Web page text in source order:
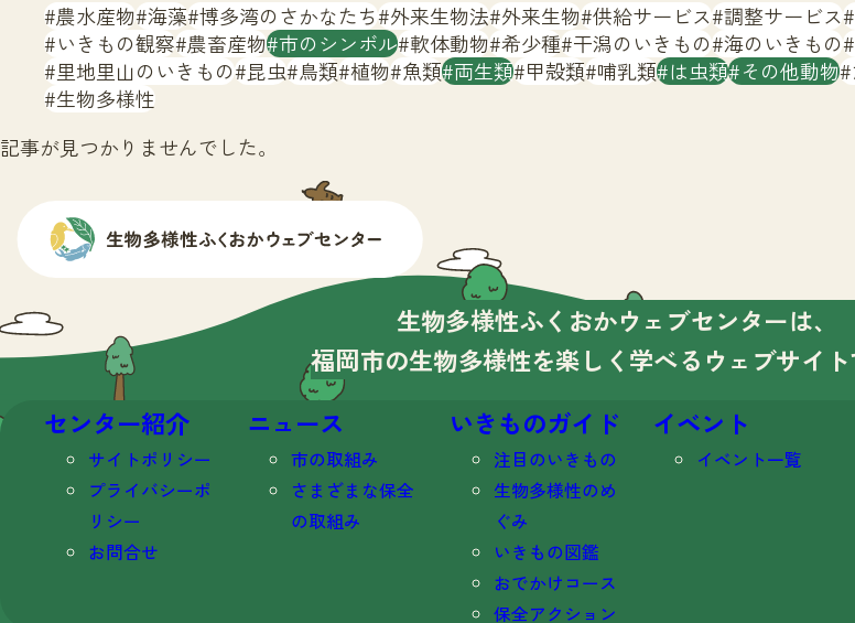
農水産物 海藻 博多湾のさかなたち 外来生物法 外来生物 供給サービス 調整サービス
いきもの観察 農畜産物 市のシンボル 軟体動物 希少種 干潟のいきもの 海のいきもの
里地里山のいきもの 昆虫 鳥類 植物 魚類 両生類 甲殻類 哺乳類 は虫類 その他動物
生物多様性
記事が見つかりませんでした。
生物多様性ふくおかウェブセンターは、
福岡市の生物多様性を楽しく学べる ウェブサイト
センター紹介
サイトポリシー
プライバシーポ
リシー
お問合せ
ニュース
市の取組み
さまざまな保全
の取組み
いきものガイド
注目のいきもの
生物多様性のめ
ぐみ
いきもの図鑑
おでかけコース
保全アクション
イベント
イベント一覧